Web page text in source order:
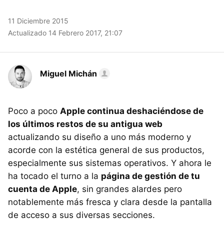
11 Diciembre 2015
Actualizado 14 Febrero 2017, 21:07
Miguel Michán
Poco a poco Apple continua deshaciéndose de
los últimos restos de su antigua web
actualizando su diseño a uno más moderno y
acorde con la estética general de sus productos,
especialmente sus sistemas operativos. Y ahora le
ha tocado el turno a la página de gestión de tu
cuenta de Apple, sin grandes alardes pero
notablemente más fresca y clara desde la pantalla
de acceso a sus diversas secciones.